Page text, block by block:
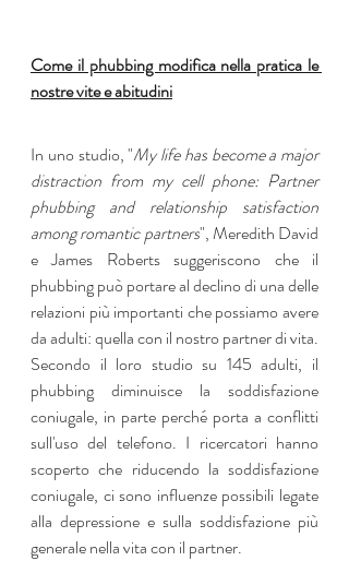
Come il phubbing modifica nella pratica le
nostre vite e abitudini
In uno studio, "My life has become a major
distraction from my cell phone: Partner
phubbing and relationship satisfaction
among romantic partners", Meredith David
e James Roberts suggeriscono che il
phubbing può portare al declino di una delle
relazioni più importanti che possiamo avere
da adulti: quella con il nostro partner di vita.
Secondo il loro studio su 145 adulti, il
phubbing diminuisce la soddisfazione
coniugale, in parte perché porta a conflitti
sull'uso del telefono. I ricercatori hanno
scoperto che riducendo la soddisfazione
coniugale, ci sono influenze possibili legate
alla depressione e sulla soddisfazione più
generale nella vita con il partner.